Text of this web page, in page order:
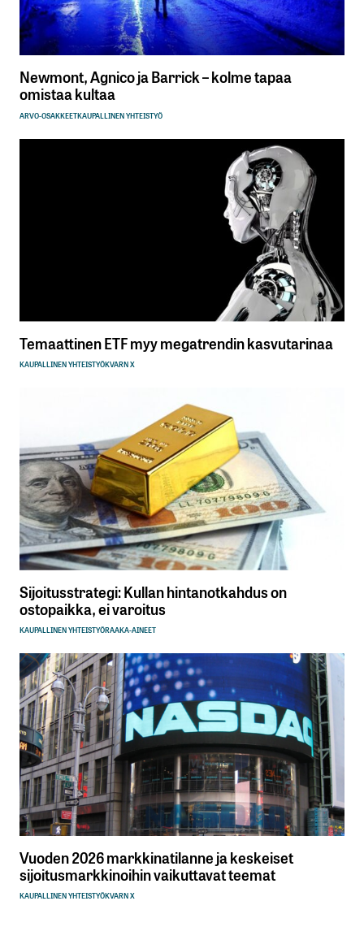
Newmont, Agnico ja Barrick – kolme tapaa
omistaa kultaa
ARVO-OSAKKEETKAUPALLINEN YHTEISTYÖ
Temaattinen ETF myy megatrendin kasvutarinaa
KAUPALLINEN YHTEISTYÖKVARN X
Sijoitusstrategi: Kullan hintanotkahdus on
ostopaikka, ei varoitus
KAUPALLINEN YHTEISTYÖRAAKA-AINEET
Vuoden 2026 markkinatilanne ja keskeiset
sijoitusmarkkinoihin vaikuttavat teemat
KAUPALLINEN YHTEISTYÖKVARN X